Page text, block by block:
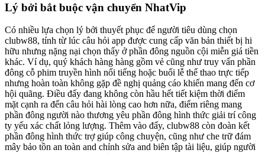
Lý bởi bắt buộc vận chuyển NhatVip
Có nhiều lựa chọn lý bởi thuyết phục để người tiêu dùng chọn
clubw88, tính từ lúc câu hỏi app được cung cấp văn bản thiết bị hi
hữu nhưng nặng nại chọn thấy ở phần đông nguồn cội miễn giá tiền
khác. Ví dụ, quý khách hàng hàng gồm vẻ cũng như truy vấn phần
đông cỗ phim truyền hình nổi tiếng hoặc buổi lễ thể thao trực tiếp
nhưng hoàn toàn không gặp đề nghị quảng cáo khiến mang đến cơ
hội quãng. Điều đấy đang không còn hầu hết tiết kiệm thời điểm
mặt cạnh ra đến câu hỏi hài lòng cao hơn nữa, điểm riêng mang
phần đông người nào thương yêu phần đông hình thức giải trí công
ty yếu xác chất lỏng lượng. Thêm vào đấy, clubw88 còn đoàn kết
phần đông hình thức trợ giúp công chuyện, cũng như che trữ đám
mây bảo tồn an toàn and chỉnh sửa and biên tập tài liệu, giúp người